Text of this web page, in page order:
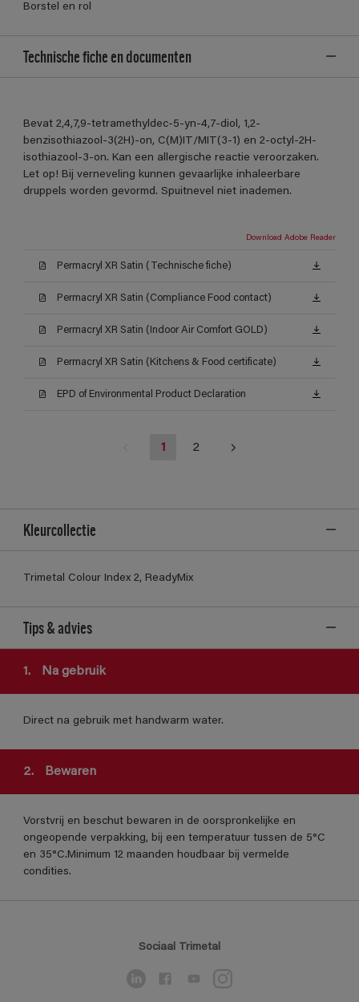
Borstel en rol
Technische fiche en documenten
Bevat 2,4,7,9-tetramethyldec-5-yn-4,7-diol, 1,2-
benzisothiazool-3(2H)-on, C(M)IT/MIT(3-1) en 2-octyl-2H-
isothiazool-3-on. Kan een allergische reactie veroorzaken.
Let op! Bij verneveling kunnen gevaarlijke inhaleerbare
druppels worden gevormd. Spuitnevel niet inademen.
Download Adobe Reader
Permacryl XR Satin (Technische fiche)
Permacryl XR Satin (Compliance Food contact)
Permacryl XR Satin (Indoor Air Comfort GOLD)
Permacryl XR Satin (Kitchens & Food certificate)
EPD of Environmental Product Declaration
1 2
Kleurcollectie
Trimetal Colour Index 2, ReadyMix
Tips & advies
1. Na gebruik
Direct na gebruik met handwarm water.
2. Bewaren
Vorstvrij en beschut bewaren in de oorspronkelijke en
ongeopende verpakking, bij een temperatuur tussen de 5°C
en 35°C.Minimum 12 maanden houdbaar bij vermelde
condities.
Sociaal Trimetal